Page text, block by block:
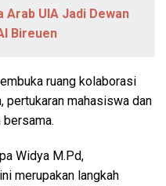
Arab UIA Jadi Dewan
Bireuen
ruang kolaborasi
pertukaran mahasiswa dan
Widya M.Pd,
merupakan langkah